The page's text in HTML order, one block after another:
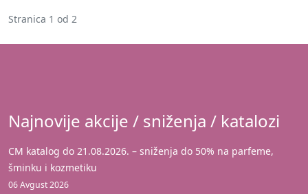
Stranica 1 od 2
Najnovije akcije / sniženja / katalozi
CM katalog do 21.08.2026. – sniženja do 50% na parfeme,
šminku i kozmetiku
06 Avgust 2026